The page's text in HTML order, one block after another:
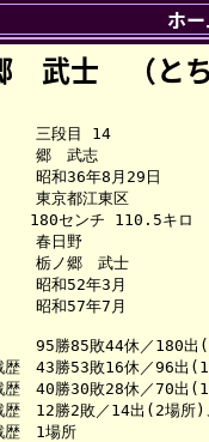
武士 （とち
　　三段目 14
　　郷　武志
　　昭和36年8月29日
　　東京都江東区
　180センチ 110.5キロ
　　春日野
　　栃ノ郷　武士
　　昭和52年3月
　　昭和57年7月
　　95勝85敗44休／180出
　43勝53敗16休／96出
　40勝30敗28休／70出
　12勝2敗／14出(2場所)
　1場所
ホ